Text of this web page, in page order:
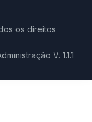
os direitos
V. 1.1.1